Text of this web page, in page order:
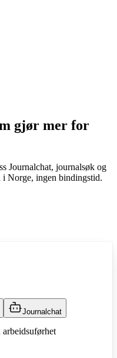
gjør mer for
Journalchat, journalsøk og
Norge, ingen bindingstid.
Journalchat